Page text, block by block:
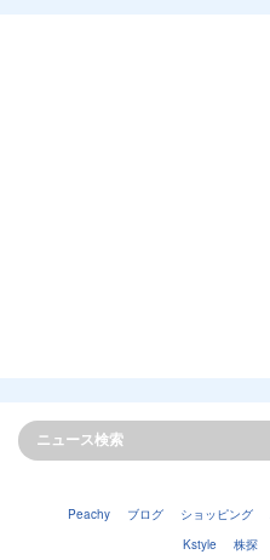
Peachy ブログ ショッピング
Kstyle
株探